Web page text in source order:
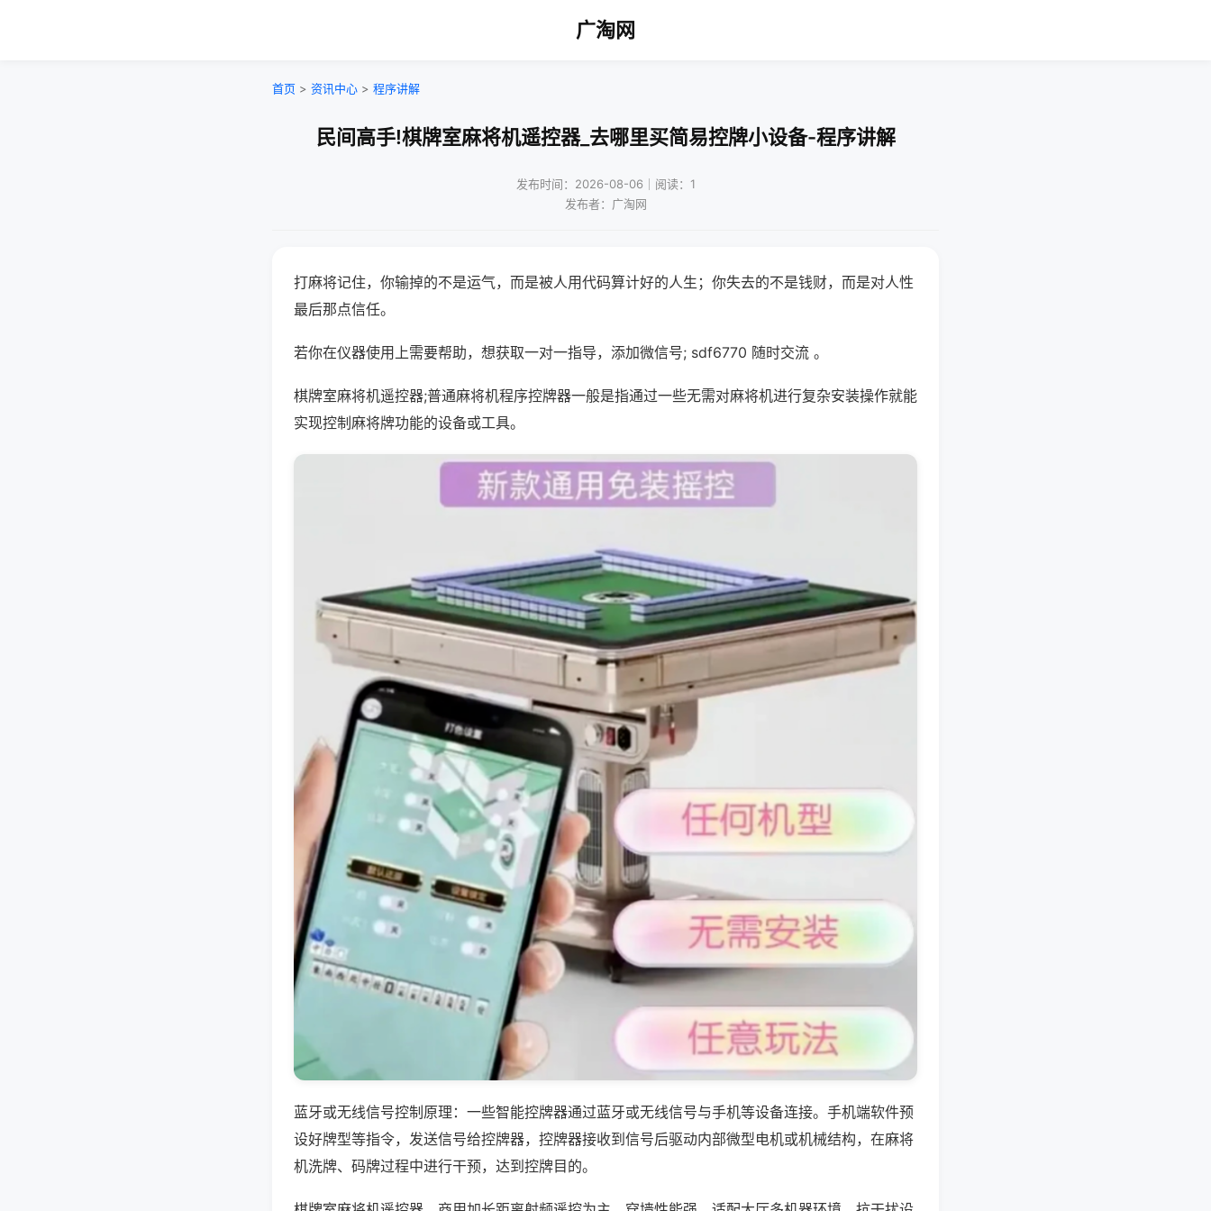
广淘网
首页 > 资讯中心 > 程序讲解
民间高手!棋牌室麻将机遥控器_去哪里买简易控牌小设备-程序讲解
发布时间：2026-08-06｜阅读：1
发布者：广淘网
打麻将记住，你输掉的不是运气，而是被人用代码算计好的人生；你失去的不是钱财，而是对人性
最后那点信任。
若你在仪器使用上需要帮助，想获取一对一指导，添加微信号; sdf6770 随时交流 。
棋牌室麻将机遥控器;普通麻将机程序控牌器一般是指通过一些无需对麻将机进行复杂安装操作就能
实现控制麻将牌功能的设备或工具。
蓝牙或无线信号控制原理：一些智能控牌器通过蓝牙或无线信号与手机等设备连接。手机端软件预
设好牌型等指令，发送信号给控牌器，控牌器接收到信号后驱动内部微型电机或机械结构，在麻将
机洗牌、码牌过程中进行干预，达到控牌目的。